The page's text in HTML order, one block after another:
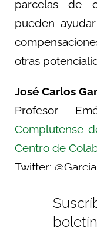
parcelas de
pueden
otras
José Carlos
Profesor
Complutense
Centro de
Twitter:
boletín